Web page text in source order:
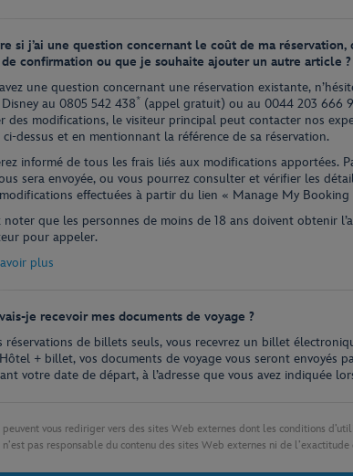
si j’ai une question concernant le coût de ma réservation,
confirmation ou que je souhaite ajouter un autre article ?
une question concernant une réservation existante,
au 0805 542 438* (appel gratuit) ou au 0044 203 666
des modifications, le visiteur principal peut contacter nos
ci-dessus et en mentionnant la référence de sa réservation.
informé de tous les frais liés aux modifications apportées.
sera envoyée, ou vous pourrez consulter et vérifier les
effectuées à partir du lien « Manage My Booking
noter que les personnes de moins de 18 ans doivent obtenir
pour appeler.
plus
je recevoir mes documents de voyage ?
réservations de billets seuls, vous recevrez un billet
+ billet, vos documents de voyage vous seront envoyés
votre date de départ, à l’adresse que vous avez indiquée
peuvent vous rediriger vers des sites Web externes dont les conditions
pas responsable du contenu des sites Web externes ni de